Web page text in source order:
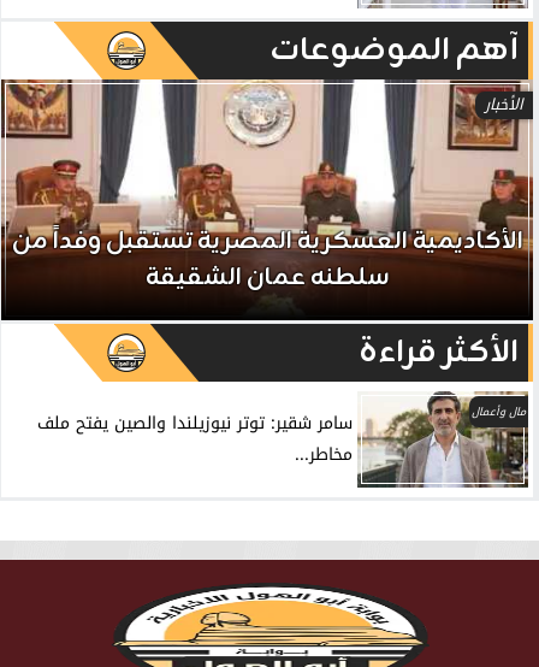
آهم الموضوعات
الأخبار
الأكاديمية العسكرية المصرية تستقبل وفداً من
سلطنه عمان الشقيقة
الأكثر قراءة
مال وأعمال
سامر شقير: توتر نيوزيلندا والصين يفتح ملف
مخاطر...